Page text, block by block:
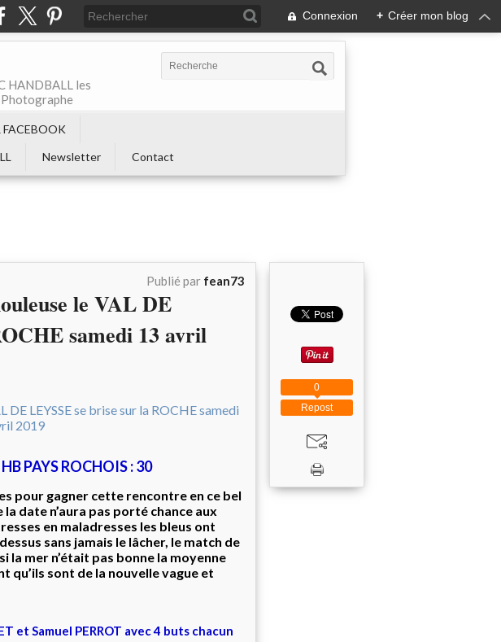
Connexion + Créer mon blog
HANDBALL les
FACEBOOK
Newsletter Contact
Publié par fean73
le VAL DE
samedi 13 avril
PAYS ROCHOIS : 30
pour gagner cette rencontre en ce bel
date n’aura pas porté chance aux
en maladresses les bleus ont
sans jamais le lâcher, le match de
la mer n’était pas bonne la moyenne
qu’ils sont de la nouvelle vague et
et Samuel PERROT avec 4 buts chacun
Repost
0